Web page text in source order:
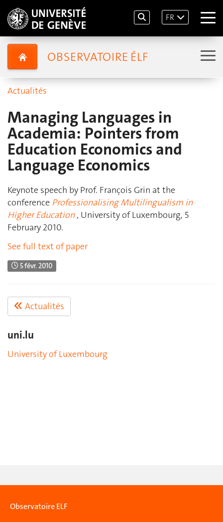
FR
OBSERVATOIRE ÉLF
Actualités
Managing Languages in
Academia: Pointers from
Education Economics and
Language Economics
Keynote speech by Prof. François Grin at the
conference Professionalising Multilingualism in
Higher Education , University of Luxembourg, 5
February 2010.
See full text of paper
5 févr. 2010
Actualités
uni.lu
University of Luxembourg
Observatoire ELF